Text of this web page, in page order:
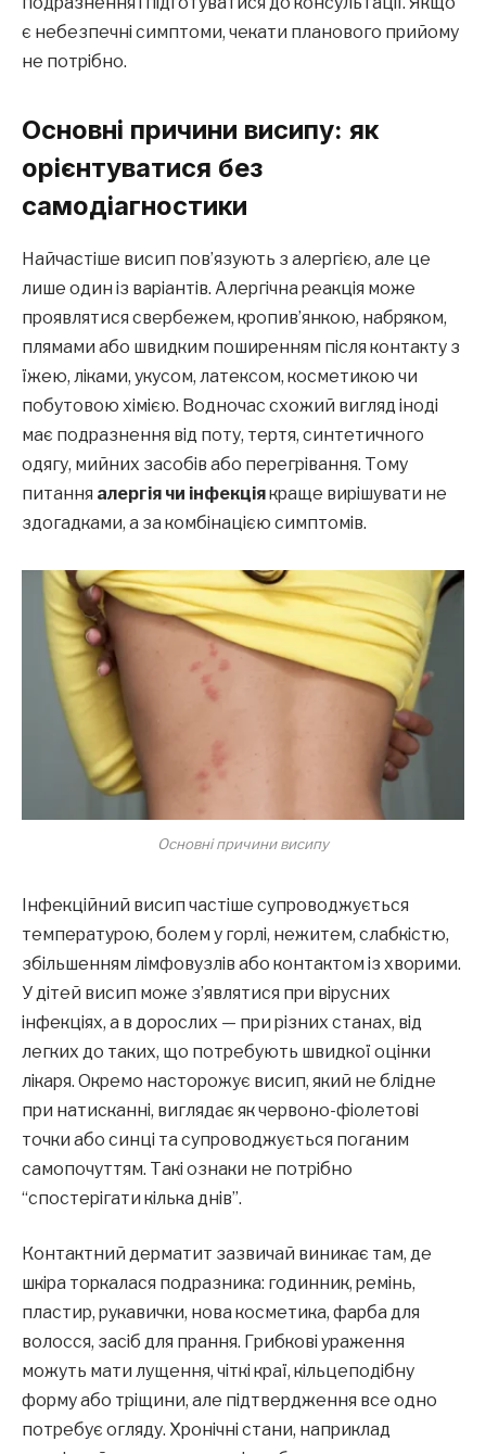
є небезпечні симптоми, чекати планового прийому
не потрібно.
Основні причини висипу: як
орієнтуватися без
самодіагностики
Найчастіше висип пов’язують з алергією, але це
лише один із варіантів. Алергічна реакція може
проявлятися свербежем, кропив’янкою, набряком,
плямами або швидким поширенням після контакту з
їжею, ліками, укусом, латексом, косметикою чи
побутовою хімією. Водночас схожий вигляд іноді
має подразнення від поту, тертя, синтетичного
одягу, мийних засобів або перегрівання. Тому
питання алергія чи інфекціякраще вирішувати не
здогадками, а за комбінацією симптомів.
Основні причини висипу
Інфекційний висип частіше супроводжується
температурою, болем у горлі, нежитем, слабкістю,
збільшенням лімфовузлів або контактом із хворими.
У дітей висип може з’являтися при вірусних
інфекціях, а в дорослих — при різних станах, від
легких до таких, що потребують швидкої оцінки
лікаря. Окремо насторожує висип, який не блідне
при натисканні, виглядає як червоно-фіолетові
точки або синці та супроводжується поганим
самопочуттям. Такі ознаки не потрібно
“спостерігати кілька днів”.
Контактний дерматит зазвичай виникає там, де
шкіра торкалася подразника: годинник, ремінь,
пластир, рукавички, нова косметика, фарба для
волосся, засіб для прання. Грибкові ураження
можуть мати лущення, чіткі краї, кільцеподібну
форму або тріщини, але підтвердження все одно
потребує огляду. Хронічні стани, наприклад